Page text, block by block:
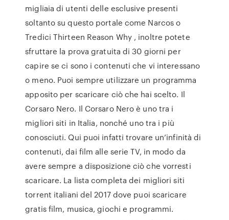
migliaia di utenti delle esclusive presenti
soltanto su questo portale come Narcos o
Tredici Thirteen Reason Why , inoltre potete
sfruttare la prova gratuita di 30 giorni per
capire se ci sono i contenuti che vi interessano
o meno. Puoi sempre utilizzare un programma
apposito per scaricare ciò che hai scelto. Il
Corsaro Nero. Il Corsaro Nero è uno tra i
migliori siti in Italia, nonché uno tra i più
conosciuti. Qui puoi infatti trovare un’infinità di
contenuti, dai film alle serie TV, in modo da
avere sempre a disposizione ciò che vorresti
scaricare. La lista completa dei migliori siti
torrent italiani del 2017 dove puoi scaricare
gratis film, musica, giochi e programmi.